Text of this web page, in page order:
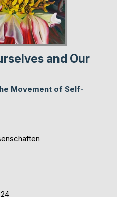
and Our
Movement of Self-